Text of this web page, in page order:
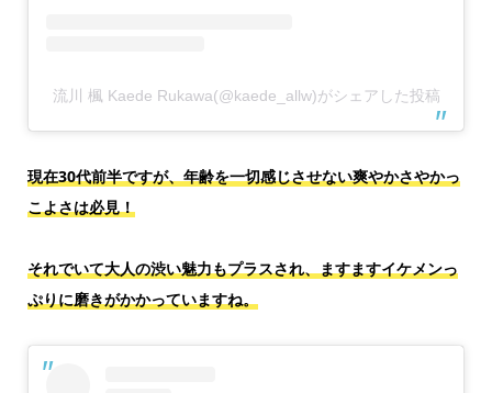
流川 楓 Kaede Rukawa(@kaede_allw)がシェアした投稿
現在30代前半ですが、年齢を一切感じさせない爽やかさやかっ
こよさは必見！
それでいて大人の渋い魅力もプラスされ、ますますイケメンっ
ぷりに磨きがかかっていますね。